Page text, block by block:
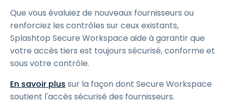
Que vous évaluiez de nouveaux fournisseurs ou
renforciez les contrôles sur ceux existants,
Splashtop Secure Workspace aide à garantir que
votre accès tiers est toujours sécurisé, conforme et
sous votre contrôle.
En savoir plus sur la façon dont Secure Workspace
soutient l'accès sécurisé des fournisseurs.